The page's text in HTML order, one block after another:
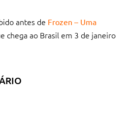
antes de Frozen – Uma
chega ao Brasil em 3 de janeiro